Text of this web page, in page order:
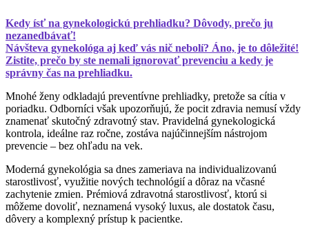
Kedy ísť na gynekologickú prehliadku? Dôvody, prečo ju
nezanedbávať!
Návšteva gynekológa aj keď vás nič nebolí? Áno, je to dôležité!
Zistite, prečo by ste nemali ignorovať prevenciu a kedy je
správny čas na prehliadku.
Mnohé ženy odkladajú preventívne prehliadky, pretože sa cítia v
poriadku. Odborníci však upozorňujú, že pocit zdravia nemusí vždy
znamenať skutočný zdravotný stav. Pravidelná gynekologická
kontrola, ideálne raz ročne, zostáva najúčinnejším nástrojom
prevencie – bez ohľadu na vek.
Moderná gynekológia sa dnes zameriava na individualizovanú
starostlivosť, využitie nových technológií a dôraz na včasné
zachytenie zmien. Prémiová zdravotná starostlivosť, ktorú si
môžeme dovoliť, neznamená vysoký luxus, ale dostatok času,
dôvery a komplexný prístup k pacientke.